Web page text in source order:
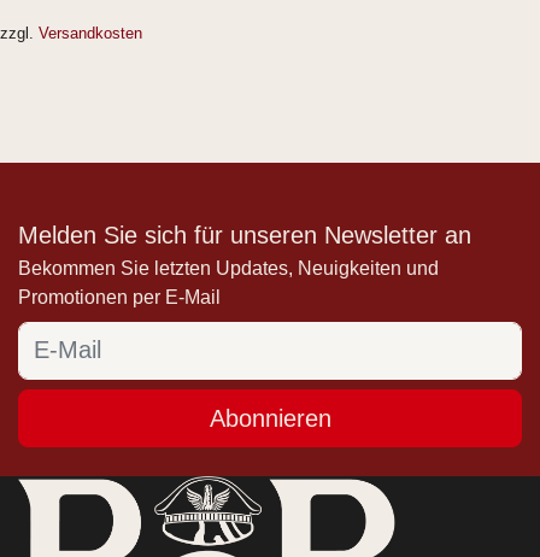
zzgl. Versandkosten
Melden Sie sich für unseren Newsletter an
Bekommen Sie letzten Updates, Neuigkeiten und
Promotionen per E-Mail
Abonnieren